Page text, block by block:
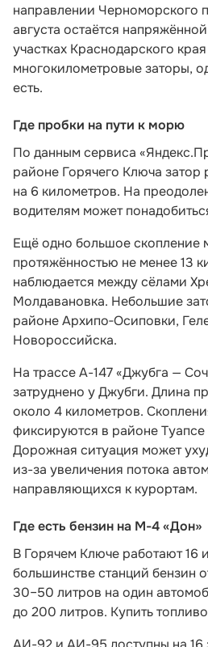
направлении Черноморского
августа остаётся
участках Краснодарского
многокилометровые заторы,
есть.
Где пробки на пути к морю
По данным сервиса
районе Горячего Ключа затор
на 6 километров. На
водителям может
Ещё одно большое скопление
протяжённостью не менее 13
наблюдается между сёлами
Молдавановка. Небольшие
районе Архипо‑Осиповки,
Новороссийска.
На трассе А-147 «Джубга —
затруднено у Джубги. Длина
около 4 километров.
фиксируются в районе Туапсе
Дорожная ситуация может
из-за увеличения потока
направляющихся к курортам.
Где есть бензин на М-4 «Дон»
В Горячем Ключе работают 16
большинстве станций бензин
30–50 литров на один
до 200 литров. Купить